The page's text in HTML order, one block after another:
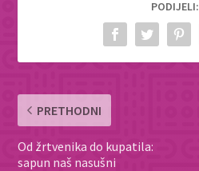
PODIJELI:
PRETHODNI
Od žrtvenika do kupatila:
sapun naš nasušni